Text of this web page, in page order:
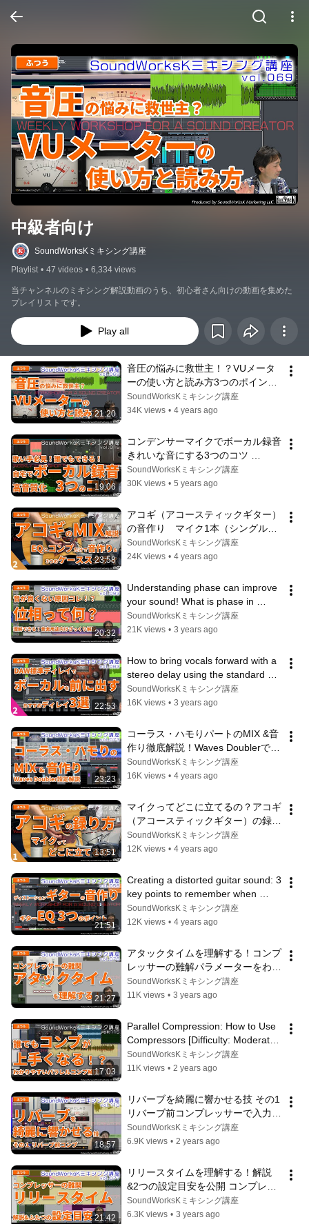
中級者向け
SoundWorksKミキシング講座
Playlist • 47 videos • 6,334 views
当チャンネルのミキシング解説動画のうち、初心者さん向けの動画を集めた
プレイリストです。
Play all
21:20
音圧の悩みに救世主！？VUメータ
ーの使い方と読み方3つのポイント
[難しさ：ふつう vol.069] 歌ってみ
た ボーカルMIX ミキシング
SoundWorksKミキシング講座
34K views • 4 years ago
19:06
コンデンサーマイクでボーカル録音
きれいな音にする3つのコツ
[vol.019 難しさ：ふつう] 歌のレコ
ーディング方法/マイクの使い方/歌
SoundWorksKミキシング講座
30K views • 5 years ago
23:58
アコギ（アコースティックギター）
の音作り　マイク1本（シングルマ
イク）編  with 村田雅和さん
[vol.035 難しさ：ふつう] イコライ
をカット
SoundWorksKミキシング講座
24K views • 4 years ago
20:32
Understanding phase can improve
your sound! What is phase in
sound creation? A super simple
expla...
SoundWorksKミキシング講座
21K views • 3 years ago
22:53
How to bring vocals forward with a
stereo delay using the standard
DAW setup! "189ms Delay" [Diff...
SoundWorksKミキシング講座
16K views • 3 years ago
23:23
コーラス・ハモりパートのMIX &音
作り徹底解説！Waves Doublerで音
を広げるセッティングを公開 [難し
さ：ふつう vol.073] 歌ってみた ボ
SoundWorksKミキシング講座
16K views • 4 years ago
13:51
マイクってどこに立てるの？アコギ
（アコースティックギター）の録り
方 with 村田雅和さん [vol.034 難し
さ：ふつう] 録音方法　マイクの立
SoundWorksKミキシング講座
12K views • 4 years ago
21:51
Creating a distorted guitar sound: 3
key points to remember when
EQing your guitar [Difficulty: M...
SoundWorksKミキシング講座
12K views • 4 years ago
21:27
アタックタイムを理解する！コンプ
レッサーの難解パラメーターをわか
りやすく説明 [難しさ：やさしい
vol.076] MIX/ミキシング/方法
SoundWorksKミキシング講座
11K views • 3 years ago
17:03
Parallel Compression: How to Use
Compressors [Difficulty: Moderate
vol.115] Waves CLA-76/Oxford D...
SoundWorksKミキシング講座
11K views • 2 years ago
18:57
リバーブを綺麗に響かせる技 その1
リバーブ前コンプレッサーで入力音
を均一化！ [難しさ：ふつう
vol.110] MIX・ミキシングの方法
SoundWorksKミキシング講座
6.9K views • 2 years ago
21:42
リリースタイムを理解する！解説
&2つの設定目安を公開 コンプレッ
サーの難解パラメーターをわかりや
すく説明 [難しさ：やさしい
SoundWorksKミキシング講座
6.3K views • 3 years ago